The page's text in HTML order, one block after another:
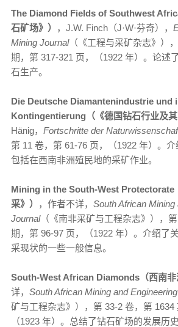
The Diamond Fields of Southwest
石矿场》）
，J.W. Finch（J·W·芬奇），
Mining Journal（《工程与采矿杂志》）
期，第 317-321 页，（1922 年）。论述
石生产。
Die Deutsche Diamantenindustrie und
Kontingentierung（《德国钻石行业及其
Hänig， Fortschritte der
第 11 卷，第 61-76 页，（1922 年）。介
包括在西南非洲殖民地的采矿作业。
Mining in the South-West Protectorate
采》）
，作者不详， South African Mining
Journal（《南非采矿与工程杂志》），
期，第 96-97 页，（1922 年）。介绍了
采现状的一些一般信息。
South-West African Diamonds（西南非
详， South African Mining and
矿与工程杂志》），第 33-2 卷，第 1634
（1923 年）。总结了钻石矿场的发展历史